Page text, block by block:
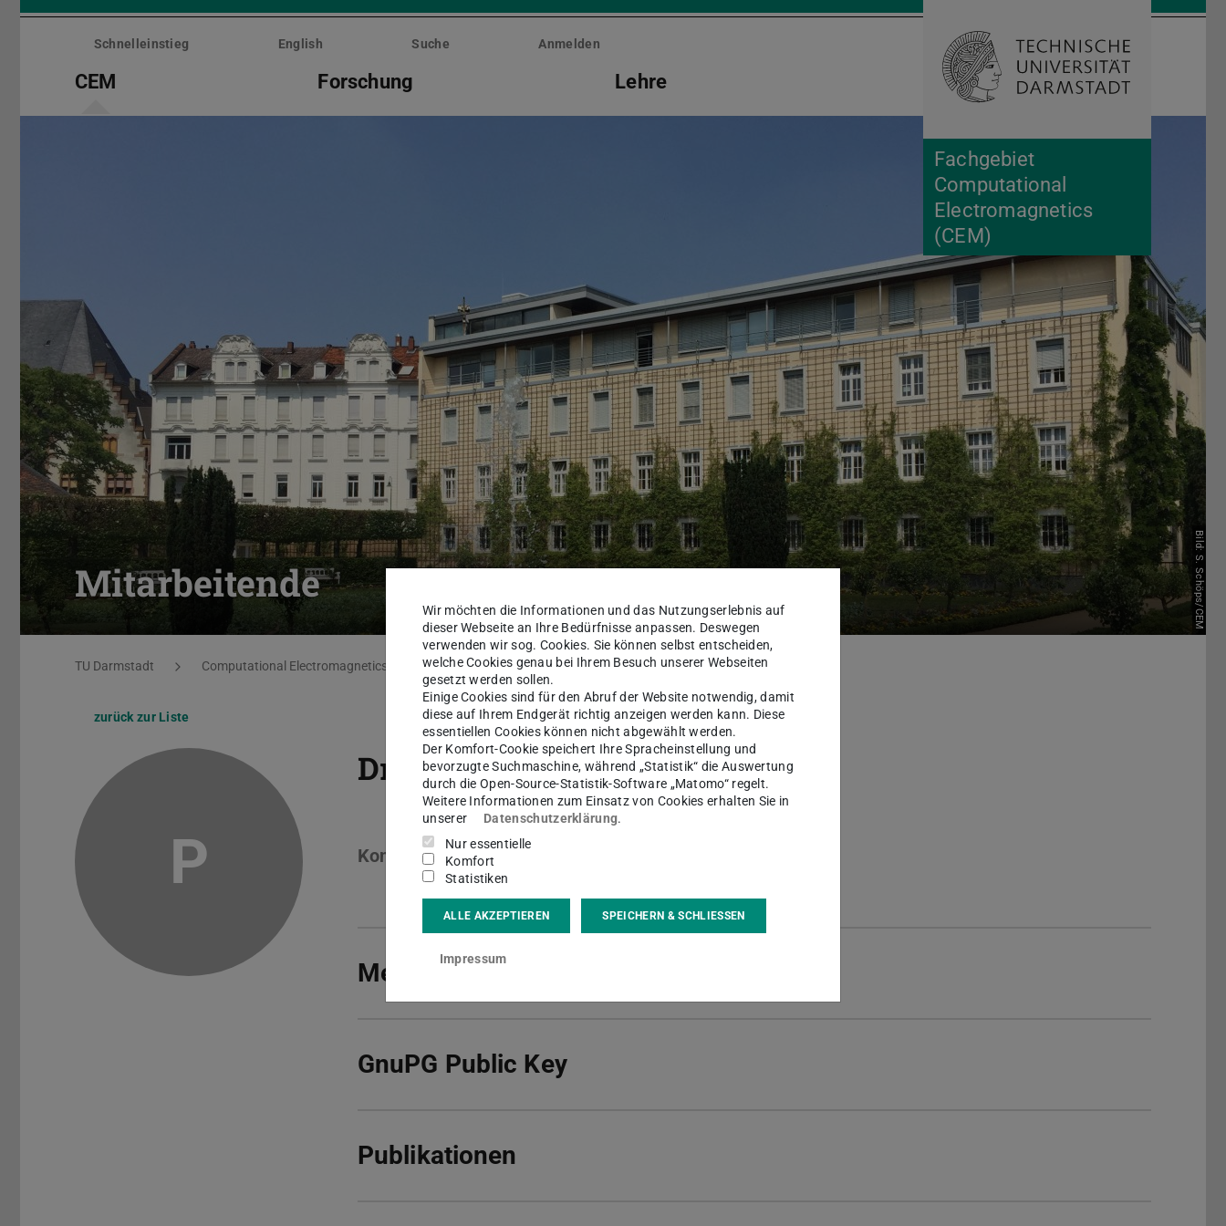
Menü
überspringen
Fachgebiet
Computational
Electromagnetics
(CEM)
Schnelleinstieg English Suche Anmelden
CEM Forschung Lehre Suche öffnen
Mitarbeitende Bild: S. Schöps/CEM
Sie befinden sich hier:
TU Darmstadt Computational Electromagnetics CEM Mitarbeitende
zurück zur Liste
P
Dr.-Ing.Andreas Pels
Kontakt
Mehr Informationen
GnuPG Public Key
Publikationen
Wir möchten die Informationen und das Nutzungserlebnis auf
dieser Webseite an Ihre Bedürfnisse anpassen. Deswegen
verwenden wir sog. Cookies. Sie können selbst entscheiden,
welche Cookies genau bei Ihrem Besuch unserer Webseiten
gesetzt werden sollen.
Einige Cookies sind für den Abruf der Website notwendig, damit
diese auf Ihrem Endgerät richtig anzeigen werden kann. Diese
essentiellen Cookies können nicht abgewählt werden.
Der Komfort-Cookie speichert Ihre Spracheinstellung und
bevorzugte Suchmaschine, während „Statistik“ die Auswertung
durch die Open-Source-Statistik-Software „Matomo“ regelt.
Weitere Informationen zum Einsatz von Cookies erhalten Sie in
unserer
Datenschutzerklärung.
Nur essentielle
Komfort
Statistiken
ALLE AKZEPTIEREN SPEICHERN & SCHLIESSEN
Impressum